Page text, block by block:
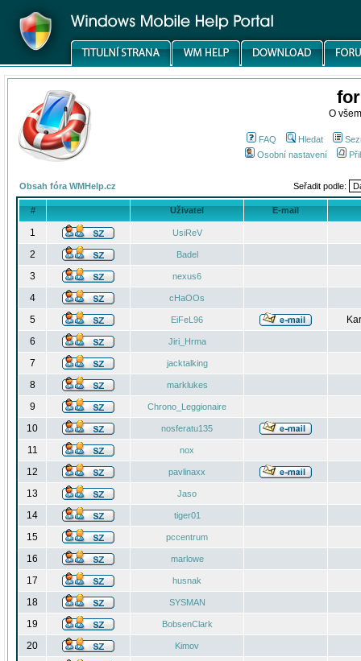
O
FAQ Hledat
Osobní nastavení
Obsah fóra WMHelp.cz Seřadit podle:
# Uživatel E-mail
1 UsiReV
2 Badel
3 nexus6
4 cHaOOs
5 EiFeL96
6
Jiri_Hrma
7 jacktalking
8 marklukes
9 Chrono_Leggionaire
10 nosferatu135
11 nox
12 pavlinaxx
13 Jaso
14 tiger01
15 pccentrum
16 marlowe
17 husnak
18 SYSMAN
19 BobsenClark
20 Kimov